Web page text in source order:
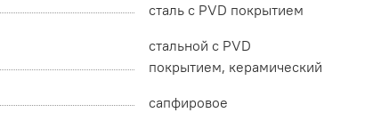
сталь с PVD покрытием
стальной с PVD
покрытием, керамический
сапфировое